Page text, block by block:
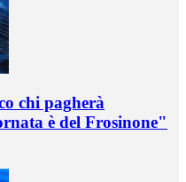
chi pagherà
è del Frosinone"